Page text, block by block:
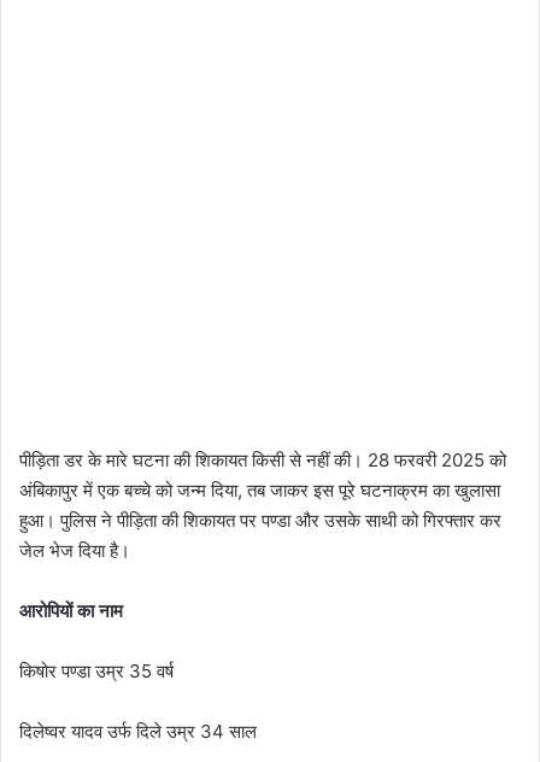
पीड़िता डर के मारे घटना की शिकायत किसी से नहीं की। 28 फरवरी 2025 को
अंबिकापुर में एक बच्चे को जन्म दिया, तब जाकर इस पूरे घटनाक्रम का खुलासा
हुआ। पुलिस ने पीड़िता की शिकायत पर पण्डा और उसके साथी को गिरफ्तार कर
जेल भेज दिया है।
आरोपियों का नाम
किषोर पण्डा उम्र 35 वर्ष
दिलेष्वर यादव उर्फ दिले उम्र 34 साल